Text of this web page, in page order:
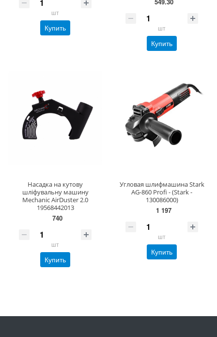
шт
Купить
549.30
шт
Купить
Насадка на кутову
шліфувальну машину
Mechanic AirDuster 2.0
19568442013
740
шт
Купить
Угловая шлифмашина Stark
AG-860 Profi - (Stark -
130086000)
1 197
шт
Купить